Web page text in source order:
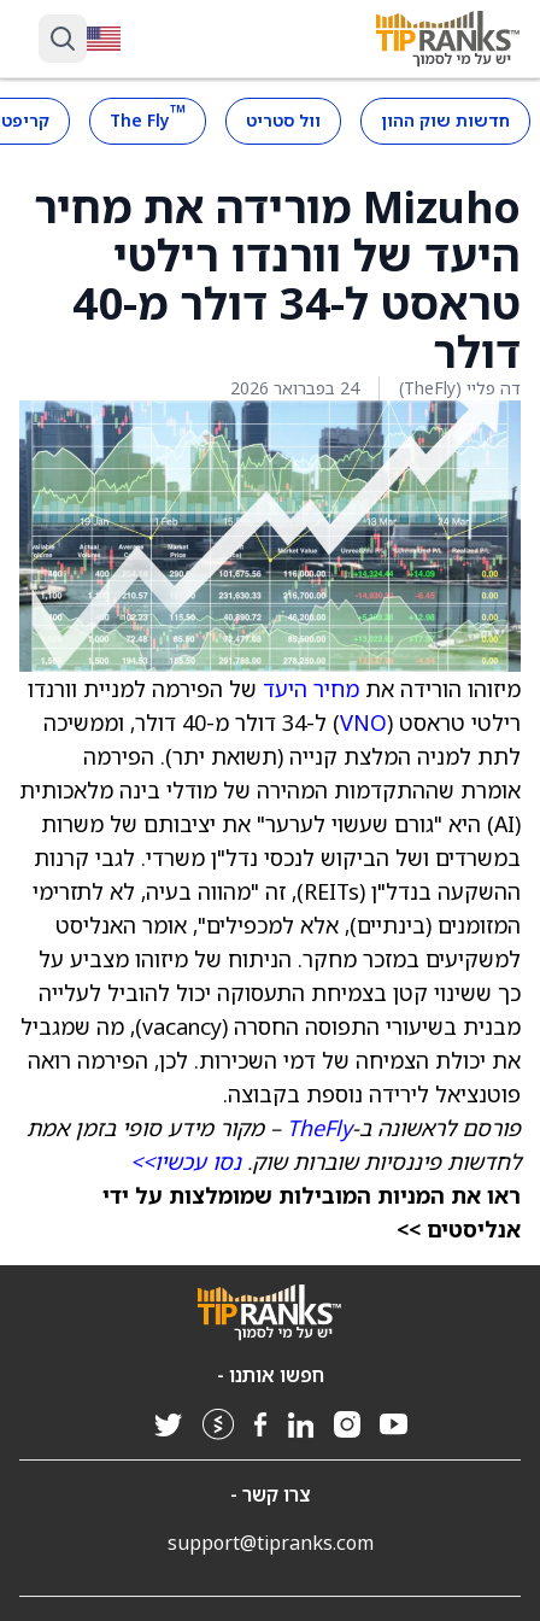
חדשות שוק ההון וול סטריט ™
The Fly
Mizuho מורידה את מחיר
היעד של וורנדו רילטי
טראסט ל-34 דולר מ-40
דולר
דה פליי (TheFly) 24 בפברואר 2026
מיזוהו הורידה את מחיר היעד של הפירמה למניית וורנדו
רילטי טראסט (VNO
) ל-34 דולר מ-40 דולר, וממשיכה
לתת למניה המלצת קנייה (תשואת יתר). הפירמה
אומרת שההתקדמות המהירה של מודלי בינה מלאכותית
(AI) היא "גורם שעשוי לערער" את יציבותם של משרות
במשרדים ושל הביקוש לנכסי נדל"ן משרדי. לגבי קרנות
ההשקעה בנדל"ן (REITs), זה "מהווה בעיה, לא לתזרימי
המזומנים (בינתיים), אלא למכפילים", אומר האנליסט
למשקיעים במזכר מחקר. הניתוח של מיזוהו מצביע על
כך ששינוי קטן בצמיחת התעסוקה יכול להוביל לעלייה
מבנית בשיעורי התפוסה החסרה (vacancy), מה שמגביל
את יכולת הצמיחה של דמי השכירות. לכן, הפירמה רואה
פוטנציאל לירידה נוספת בקבוצה.
פורסם לראשונה ב-TheFly – מקור מידע סופי בזמן אמת
לחדשות פיננסיות שוברות שוק.נסו עכשיו>>
ראו את המניות המובילות שמומלצות על ידי
אנליסטים >>
חפשו אותנו -
צרו קשר -
support@tipranks.com